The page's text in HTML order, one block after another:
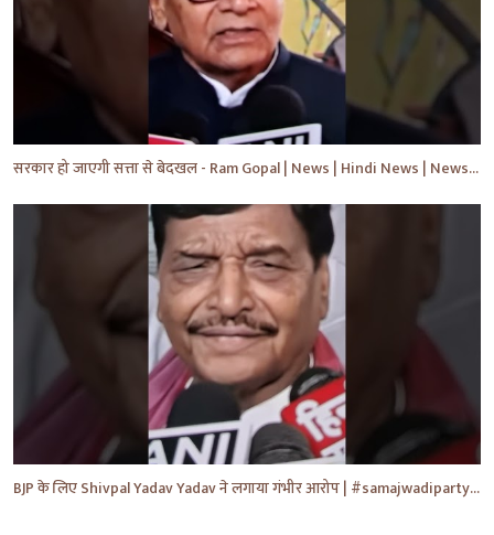
सरकार हो जाएगी सत्ता से बेदखल - Ram Gopal | News | Hindi News | News Today | #shorts #ytshorts #yt
BJP के लिए Shivpal Yadav Yadav ने लगाया गंभीर आरोप | #samajwadiparty | Akhilesh Yadav | #shorts #yt